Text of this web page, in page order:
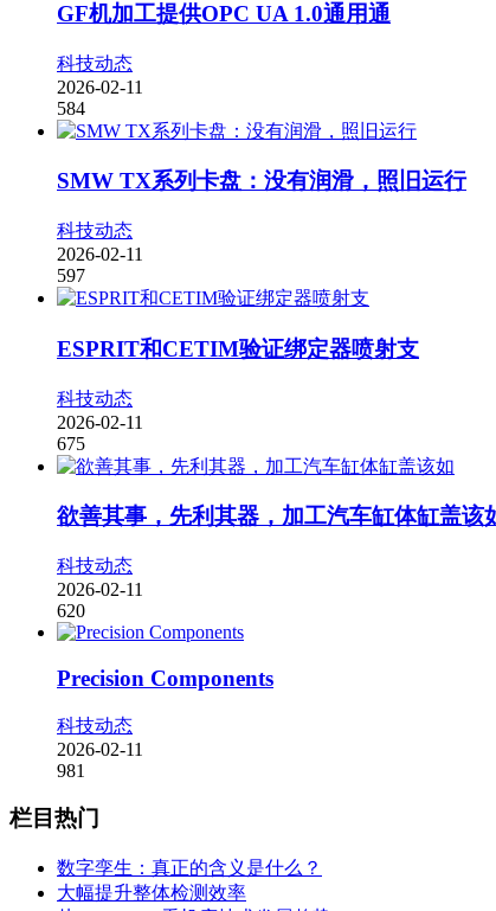
GF机加工提供OPC UA 1.0通用通
科技动态
2026-02-11
584
SMW TX系列卡盘：没有润滑，照旧运行
科技动态
2026-02-11
597
ESPRIT和CETIM验证绑定器喷射支
科技动态
2026-02-11
675
欲善其事，先利其器，加工汽车缸体缸盖该
科技动态
2026-02-11
620
Precision Components
科技动态
2026-02-11
981
栏目热门
数字孪生：真正的含义是什么？
大幅提升整体检测效率